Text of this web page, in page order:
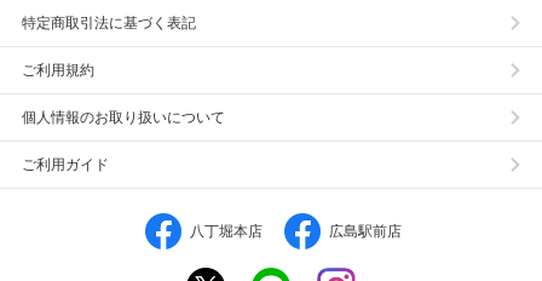
特定商取引法に基づく表記
ご利用規約
個人情報のお取り扱いについて
ご利用ガイド
八丁堀本店 広島駅前店